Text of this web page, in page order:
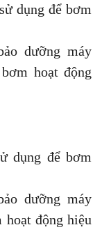
dụng để bơm
dưỡng máy
hoạt động
dụng để bơm
dưỡng máy
động hiệu